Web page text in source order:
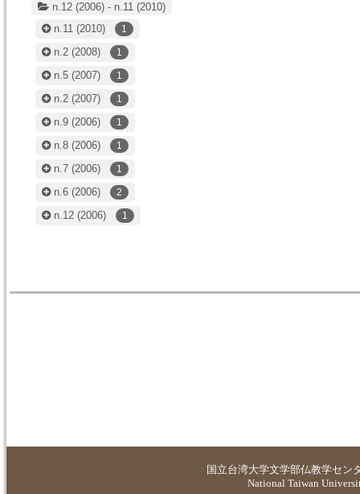
n.12 (2006) - n.11 (2010)
n.11 (2010) 1
n.2 (2008) 1
n.5 (2007) 1
n.2 (2007) 1
n.9 (2006) 1
n.8 (2006) 1
n.7 (2006) 1
n.6 (2006) 2
n.12 (2006) 1
国立台湾大学文学部仏教学セン
National Taiwan